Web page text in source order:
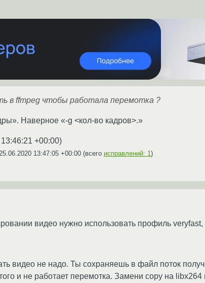
в ffmpeg чтобы работала перемотка ?
Наверное «-g <кол-во кадров>.»
+00:00)
25.06.2020 13:47:05 +00:00 (всего исправлений: 1 )
видео нужно использовать профиль veryfast,
видео не надо. Ты сохраняешь в файл поток
и не работает перемотка. Замени copy на